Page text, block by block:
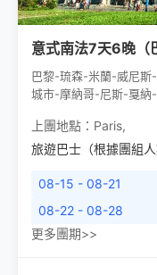
意式南法7天6晚（
巴黎-琉森-米蘭-威尼
城市-摩納哥-尼斯-戛納
上團地點： Paris,
旅遊巴士（根據團組人
08-15 - 08-21
08-22 - 08-28
更多團期>>